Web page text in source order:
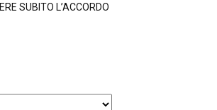
SUBITO L’ACCORDO